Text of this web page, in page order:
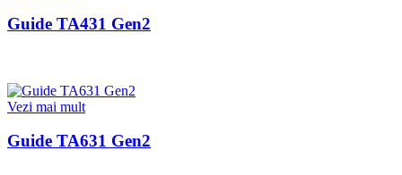
Guide TA431 Gen2
Vezi mai mult
Guide TA631 Gen2